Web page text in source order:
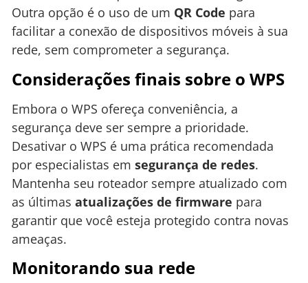
Outra opção é o uso de um QR Code para
facilitar a conexão de dispositivos móveis à sua
rede, sem comprometer a segurança.
Considerações finais sobre o WPS
Embora o WPS ofereça conveniência, a
segurança deve ser sempre a prioridade.
Desativar o WPS é uma prática recomendada
por especialistas em segurança de redes.
Mantenha seu roteador sempre atualizado com
as últimas atualizações de firmware para
garantir que você esteja protegido contra novas
ameaças.
Monitorando sua rede